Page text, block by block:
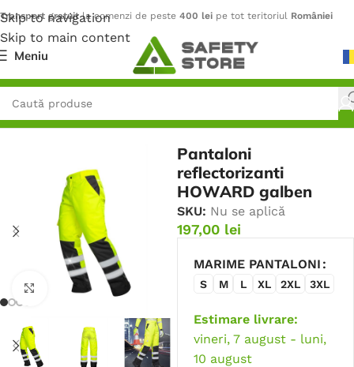
Skip to navigation
Skip to main content
Transport gratuitla comenzi de peste 400 lei pe tot teritoriul României
Meniu
Prima pagină/ Îmbrăcăminte
Faceți click pentru a mări
Pantaloni
reflectorizanti
HOWARD galben
SKU: Nu se aplică
197,00 lei
MARIME PANTALONI
S M L XL 2XL 3XL
Estimare livrare:
vineri, 7 august - luni,
10 august